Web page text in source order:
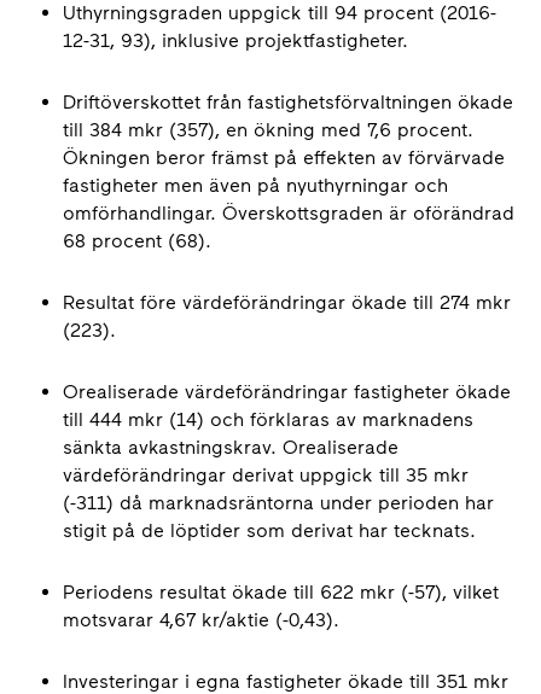
Uthyrningsgraden uppgick till 94 procent (2016-
12-31, 93), inklusive projektfastigheter.
Driftöverskottet från fastighetsförvaltningen ökade
till 384 mkr (357), en ökning med 7,6 procent.
Ökningen beror främst på effekten av förvärvade
fastigheter men även på nyuthyrningar och
omförhandlingar. Överskottsgraden är oförändrad
68 procent (68).
Resultat före värdeförändringar ökade till 274 mkr
(223).
Orealiserade värdeförändringar fastigheter ökade
till 444 mkr (14) och förklaras av marknadens
sänkta avkastningskrav. Orealiserade
värdeförändringar derivat uppgick till 35 mkr
(-311) då marknadsräntorna under perioden har
stigit på de löptider som derivat har tecknats.
Periodens resultat ökade till 622 mkr (-57), vilket
motsvarar 4,67 kr/aktie (-0,43).
Investeringar i egna fastigheter ökade till 351 mkr